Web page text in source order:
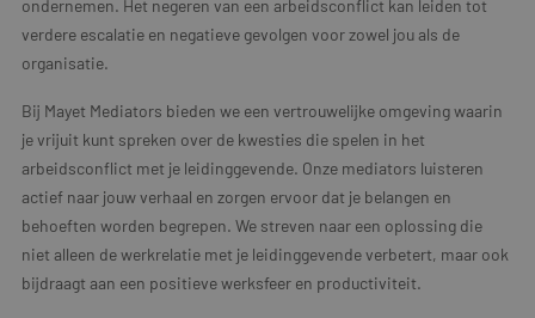
ondernemen. Het negeren van een arbeidsconflict kan leiden tot
verdere escalatie en negatieve gevolgen voor zowel jou als de
organisatie.
Bij Mayet Mediators bieden we een vertrouwelijke omgeving waarin
je vrijuit kunt spreken over de kwesties die spelen in het
arbeidsconflict met je leidinggevende. Onze mediators luisteren
actief naar jouw verhaal en zorgen ervoor dat je belangen en
behoeften worden begrepen. We streven naar een oplossing die
niet alleen de werkrelatie met je leidinggevende verbetert, maar ook
bijdraagt aan een positieve werksfeer en productiviteit.